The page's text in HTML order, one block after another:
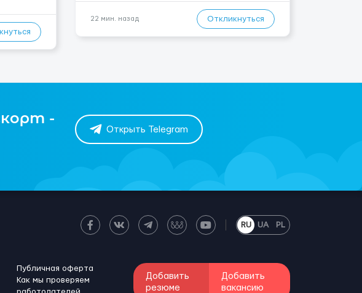
трех месяцев. Мед. страховка. Высокая зарплат...
22 мин. назад Откликнуться
-
Открыть Telegram
RU UA PL
Публичная оферта
Как мы проверяем
Добавить
резюме
Добавить
вакансию